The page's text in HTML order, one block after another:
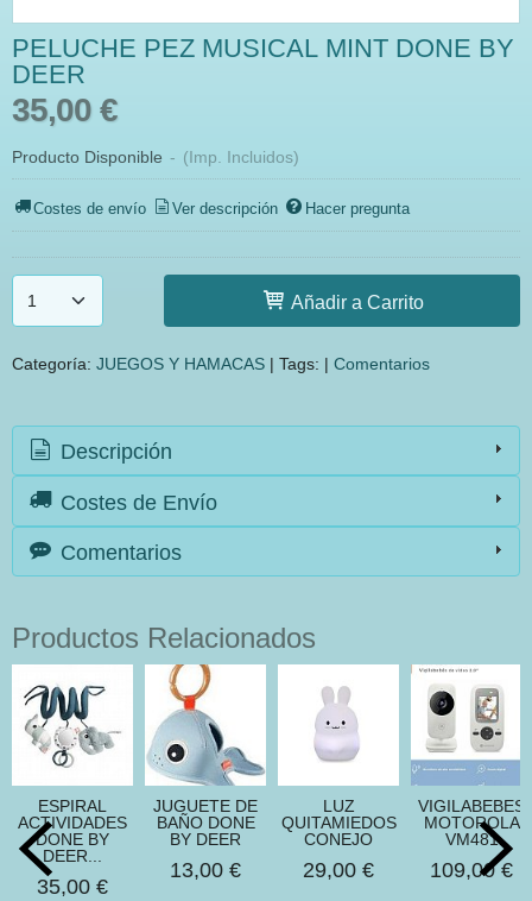
PELUCHE PEZ MUSICAL MINT DONE BY
DEER
35,00 €
Producto Disponible - (Imp. Incluidos)
Costes de envío Ver descripción Hacer pregunta
Añadir a Carrito
Categoría: JUEGOS Y HAMACAS | Tags: | Comentarios
Descripción
Costes de Envío
Comentarios
Productos Relacionados
ESPIRAL
ACTIVIDADES
DONE BY
DEER...
35,00 €
JUGUETE DE
BAÑO DONE
BY DEER
13,00 €
LUZ
QUITAMIEDOS
CONEJO
29,00 €
VIGILABEBES
MOTOROLA
VM481
109,00 €